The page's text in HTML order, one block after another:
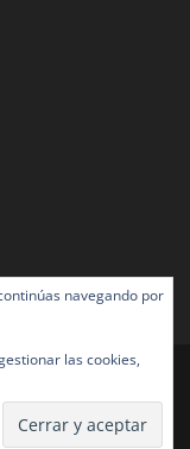
reservados |
navegando por
las cookies,